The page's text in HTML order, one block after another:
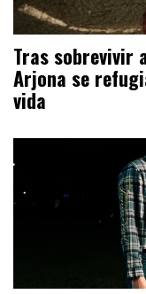
Tras sobrevivir
Arjona se
vida